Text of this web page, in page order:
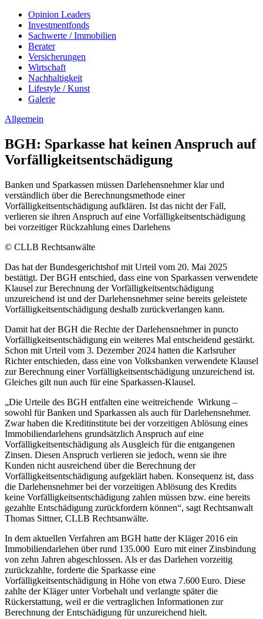
Opinion Leaders
Investmentfonds
Sachwerte / Immobilien
Berater
Versicherungen
Wirtschaft
Nachhaltigkeit
Lifestyle / Kunst
Galerie
Allgemein
BGH: Sparkasse hat keinen Anspruch auf
Vorfälligkeitsentschädigung
Banken und Sparkassen müssen Darlehensnehmer klar und
verständlich über die Berechnungsmethode einer
Vorfälligkeitsentschädigung aufklären. Ist das nicht der Fall,
verlieren sie ihren Anspruch auf eine Vorfälligkeitsentschädigung
bei vorzeitiger Rückzahlung eines Darlehens
© CLLB Rechtsanwälte
Das hat der Bundesgerichtshof mit Urteil vom 20. Mai 2025
bestätigt. Der BGH entschied, dass eine von Sparkassen verwendete
Klausel zur Berechnung der Vorfälligkeitsentschädigung
unzureichend ist und der Darlehensnehmer seine bereits geleistete
Vorfälligkeitsentschädigung deshalb zurückverlangen kann.
Damit hat der BGH die Rechte der Darlehensnehmer in puncto
Vorfälligkeitsentschädigung ein weiteres Mal entscheidend gestärkt.
Schon mit Urteil vom 3. Dezember 2024 hatten die Karlsruher
Richter entschieden, dass eine von Volksbanken verwendete Klausel
zur Berechnung einer Vorfälligkeitsentschädigung unzureichend ist.
Gleiches gilt nun auch für eine Sparkassen-Klausel.
„Die Urteile des BGH entfalten eine weitreichende Wirkung –
sowohl für Banken und Sparkassen als auch für Darlehensnehmer.
Zwar haben die Kreditinstitute bei der vorzeitigen Ablösung eines
Immobiliendarlehens grundsätzlich Anspruch auf eine
Vorfälligkeitsentschädigung als Ausgleich für die entgangenen
Zinsen. Diesen Anspruch verlieren sie jedoch, wenn sie ihre
Kunden nicht ausreichend über die Berechnung der
Vorfälligkeitsentschädigung aufgeklärt haben. Konsequenz ist, dass
die Darlehensnehmer bei der vorzeitigen Ablösung des Kredits
keine Vorfälligkeitsentschädigung zahlen müssen bzw. eine bereits
gezahlte Entschädigung zurückfordern können“, sagt Rechtsanwalt
Thomas Sittner, CLLB Rechtsanwälte.
In dem aktuellen Verfahren am BGH hatte der Kläger 2016 ein
Immobiliendarlehen über rund 135.000 Euro mit einer Zinsbindung
von zehn Jahren abgeschlossen. Als er das Darlehen vorzeitig
zurückzahlte, forderte die Sparkasse eine
Vorfälligkeitsentschädigung in Höhe von etwa 7.600 Euro. Diese
zahlte der Kläger unter Vorbehalt und verlangte später die
Rückerstattung, weil er die vertraglichen Informationen zur
Berechnung der Entschädigung für unzureichend hielt.